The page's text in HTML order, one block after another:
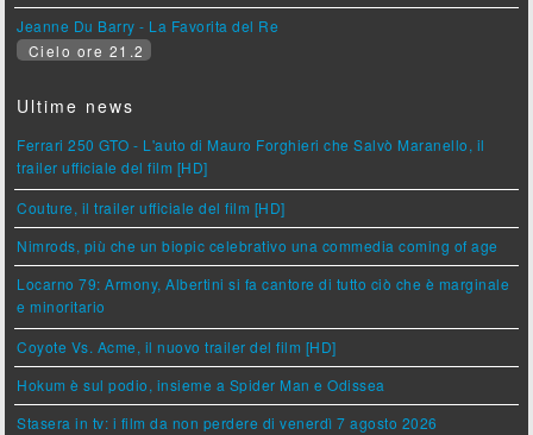
Jeanne Du Barry - La Favorita del Re
Cielo ore 21.2
Ultime news
Ferrari 250 GTO - L'auto di Mauro Forghieri che Salvò Maranello, il
trailer ufficiale del film [HD]
Couture, il trailer ufficiale del film [HD]
Nimrods, più che un biopic celebrativo una commedia coming of age
Locarno 79: Armony, Albertini si fa cantore di tutto ciò che è marginale
e minoritario
Coyote Vs. Acme, il nuovo trailer del film [HD]
Hokum è sul podio, insieme a Spider Man e Odissea
Stasera in tv: i film da non perdere di venerdì 7 agosto 2026